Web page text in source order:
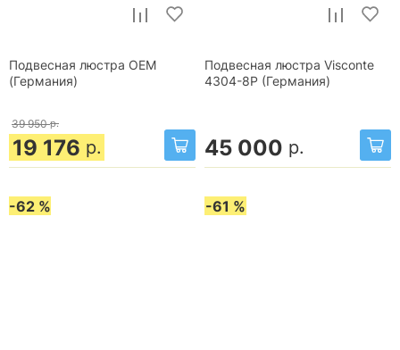
Подвесная люстра OEM
(Германия)
39 950 р.
19 176 р.
Подвесная люстра Visconte
4304-8P (Германия)
45 000 р.
-62 % -61 %